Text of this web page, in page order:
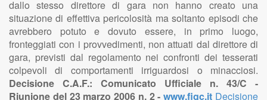
dallo stesso direttore di gara non hanno creato una
situazione di effettiva pericolosità ma soltanto episodi che
avrebbero potuto e dovuto essere, in primo luogo,
fronteggiati con i provvedimenti, non attuati dal direttore di
gara, previsti dal regolamento nei confronti dei tesserati
colpevoli di comportamenti irriguardosi o minacciosi.
Decisione C.A.F.: Comunicato Ufficiale n. 43/C -
Riunione del 23 marzo 2006 n. 2 -www.figc.it Decisione